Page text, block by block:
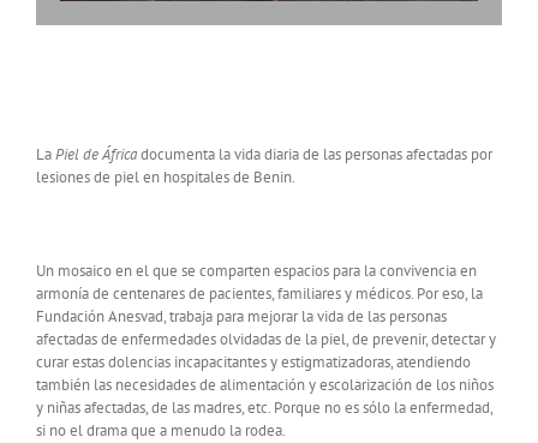
LaPiel de Áfricadocumenta la vida diaria de las personas afectadas por
lesiones de piel en hospitales de Benin.
Un mosaico en el que se comparten espacios para la convivencia en
armonía de centenares de pacientes, familiares y médicos. Por eso, la
Fundación Anesvad, trabaja para mejorar la vida de las personas
afectadas de enfermedades olvidadas de la piel, de prevenir, detectar y
curar estas dolencias incapacitantes y estigmatizadoras, atendiendo
también las necesidades de alimentación y escolarización de los niños
y niñas afectadas, de las madres, etc. Porque no es sólo la enfermedad,
si no el drama que a menudo la rodea.